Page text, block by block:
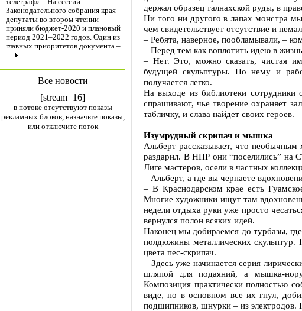
телеграф» – На сессии
Законодательного собрания края
депутаты во втором чтении
приняли бюджет-2020 и плановый
период 2021–2022 годов. Один из
главных приоритетов документа –
…
Все новости
[stream=16]
в потоке отсутствуют показы
рекламных блоков, назначьте показы,
или отключите поток
держал образец талнахской руды, в
Ни того ни другого в лапах монстра
чем свидетельствует отсутствие и
– Ребята, наверное, пообламывали, –
– Перед тем как воплотить идею в
– Нет. Это, можно сказать, чистая
будущей скульптуры. По нему и
получается легко.
На выходе из библиотеки сотрудники
спрашивают, чье творение охраняет
табличку, и слава найдет своих героев.
Изумрудный скрипач и мышка
Альберт рассказывает, что необычным
раздарил. В НПР они “поселились” на
Лиге мастеров, осели в частных
– Альберт, а где вы черпаете
– В Краснодарском крае есть
Многие художники ищут там
недели отдыха руки уже просто
вернулся полон всяких идей.
Наконец мы добираемся до турбазы,
полдюжины металлических
цвета пес-скрипач.
– Здесь уже начинается серия
шляпой для подаяний, а мышка-
Композиция практически полностью
виде, но в основном все их гнул,
подшипников, шнурки – из электродов.